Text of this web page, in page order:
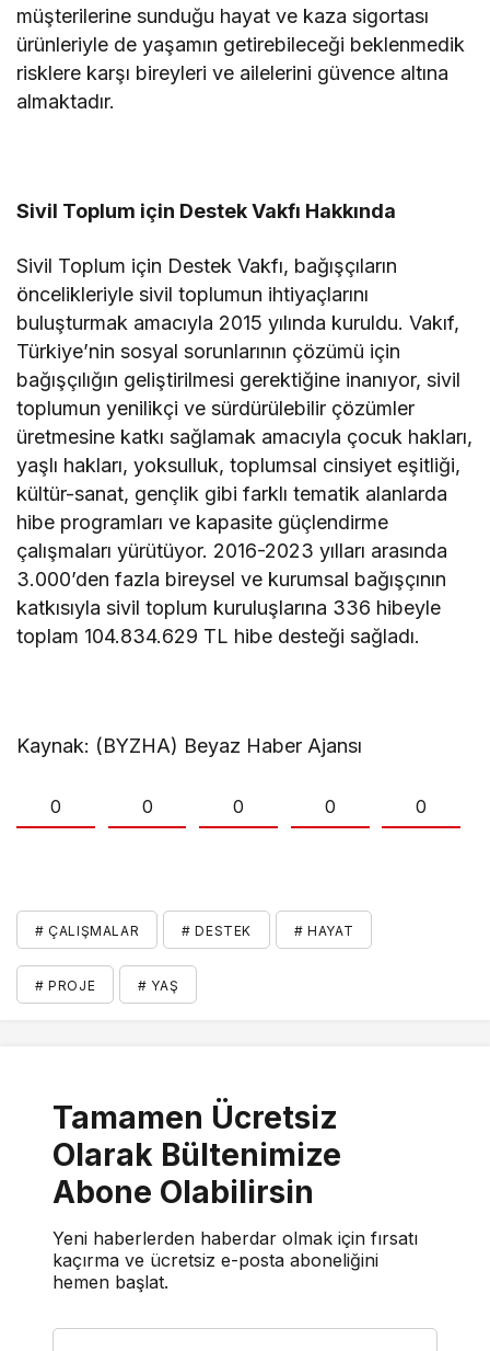
müşterilerine sunduğu hayat ve kaza sigortası
ürünleriyle de yaşamın getirebileceği beklenmedik
risklere karşı bireyleri ve ailelerini güvence altına
almaktadır.
Sivil Toplum için Destek Vakfı Hakkında
Sivil Toplum için Destek Vakfı, bağışçıların
öncelikleriyle sivil toplumun ihtiyaçlarını
buluşturmak amacıyla 2015 yılında kuruldu. Vakıf,
Türkiye’nin sosyal sorunlarının çözümü için
bağışçılığın geliştirilmesi gerektiğine inanıyor, sivil
toplumun yenilikçi ve sürdürülebilir çözümler
üretmesine katkı sağlamak amacıyla çocuk hakları,
yaşlı hakları, yoksulluk, toplumsal cinsiyet eşitliği,
kültür-sanat, gençlik gibi farklı tematik alanlarda
hibe programları ve kapasite güçlendirme
çalışmaları yürütüyor. 2016-2023 yılları arasında
3.000’den fazla bireysel ve kurumsal bağışçının
katkısıyla sivil toplum kuruluşlarına 336 hibeyle
toplam 104.834.629 TL hibe desteği sağladı.
Kaynak: (BYZHA) Beyaz Haber Ajansı
0 0 0 0 0
# ÇALIŞMALAR # DESTEK # HAYAT
# PROJE # YAŞ
Tamamen Ücretsiz
Olarak Bültenimize
Abone Olabilirsin
Yeni haberlerden haberdar olmak için fırsatı
kaçırma ve ücretsiz e-posta aboneliğini
hemen başlat.